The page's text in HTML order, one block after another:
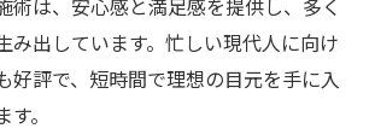
の施術者が語るアイブロウデザイ
しさを引き立てる専門的アプロー
術は、安心感と満足感を提供し、多く
み出しています。忙しい現代人に向け
好評で、短時間で理想の目元を手に入
。